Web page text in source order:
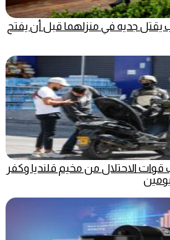
يقتل جديه في منزلهما قبل أن يفتح
الاحتلال من مخيم قلنديا وكفر